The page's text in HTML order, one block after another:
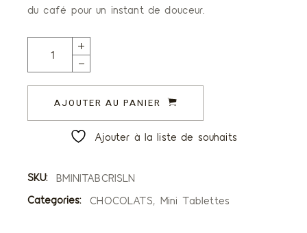
du café pour un instant de douceur.
Mini Tablettes Crispy Chocolat Lait 38% et Chocolat
AJOUTER AU PANIER
Ajouter à la liste de souhaits
SKU:
BMINITABCRISLN
Categories:
CHOCOLATS, Mini Tablettes